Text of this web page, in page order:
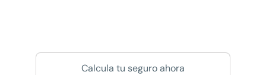
Calcula tu seguro ahora